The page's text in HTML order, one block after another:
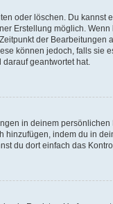
oder löschen. Du kannst
Erstellung möglich.
der
können jedoch, falls sie
geantwortet hat.
in deinem
indem du in
du dort einfach das